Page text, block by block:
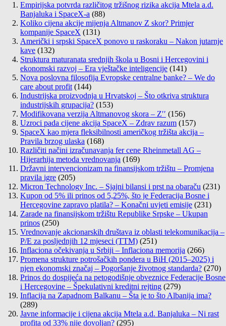
Empirijska potvrda različitog tržišnog rizika akcija Mtela a.d.
Banjaluka i SpaceX-a (88)
Koliko cijena akcije mijenja Altmanov Z skor? Primjer
kompanije SpaceX (131)
Američki i srpski SpaceX ponovo u raskoraku – Nakon jutarnje
kave (132)
Struktura maturanata srednjih škola u Bosni i Hercegovini i
ekonomski razvoj – Era vještačke inteligencije (141)
Nova poslovna filosofija Evropske centralne banke? – We do
care about profit (144)
Industrijska proizvodnja u Hrvatskoj – Što otkriva struktura
industrijskih grupacija? (153)
Modifikovana verzija Altmanovog skora – Z′′ (156)
Uzroci pada cijene akcija SpaceX – Zdrav razum (157)
SpaceX kao mjera fleksibilnosti američkog tržišta akcija –
Pravila brzog ulaska (168)
Različiti načini izračunavanja fer cene Rheinmetall AG –
Hijerarhija metoda vrednovanja (169)
Državni intervencionizam na finansijskom tržištu – Promjena
pravila igre (205)
Micron Technology Inc. – Sjajni bilansi i prst na obaraču (231)
Kupon od 5% ili prinos od 5,25%, što je Federacija Bosne i
Hercegovine zapravo platila? – Konačni uvjeti emisije (231)
Zarade na finansijskom tržištu Republike Srpske – Ukupan
prinos (250)
Vrednovanje akcionarskih društava iz oblasti telekomunikacija –
P/E za posljednjih 12 mjeseci (TTM) (251)
Inflaciona očekivanja u Srbiji – Inflaciona memorija (266)
Promena strukture potrošačkih pondera u BiH (2015–2025) i
njen ekonomski značaj – Pogoršanje životnog standarda? (270)
Prinos do dospijeća na petogodišnje obveznice Federacije Bosne
i Hercegovine – Špekulativni kreditni rejting (279)
Inflacija na Zapadnom Balkanu – Šta je to što Albanija ima?
(289)
Javne informacije i cijena akcija Mtela a.d. Banjaluka – Ni rast
profita od 33% nije dovoljan? (295)